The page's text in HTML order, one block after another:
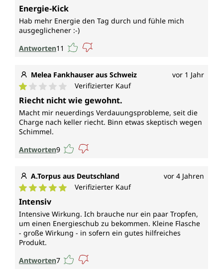
Durchschnittliche Bewertung von 5 von 5 Sternen
Energie-Kick
Hab mehr Energie den Tag durch und fühle mich
ausgeglichener :-)
Antworten11
Melea Fankhauser aus Schweiz vor 1 Jahr
Durchschnittliche Bewertung von 1 von 5 Sternen
Verifizierter Kauf
Riecht nicht wie gewohnt.
Macht mir neuerdings Verdauungsprobleme, seit die
Charge nach keller riecht. Binn etwas skeptisch wegen
Schimmel.
Antworten9
A.Torpus aus Deutschland vor 4 Jahren
Durchschnittliche Bewertung von 5 von 5 Sternen
Verifizierter Kauf
Intensiv
Intensive Wirkung. Ich brauche nur ein paar Tropfen,
um einen Energieschub zu bekommen. Kleine Flasche
- große Wirkung - in sofern ein gutes hilfreiches
Produkt.
Antworten7